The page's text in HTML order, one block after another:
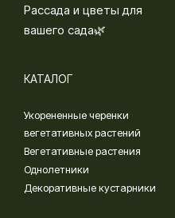
Рассада и цветы для
вашего сада🌿
КАТАЛОГ
Укорененные черенки
вегетативных растений
Вегетативные растения
Однолетники
Декоративные кустарники